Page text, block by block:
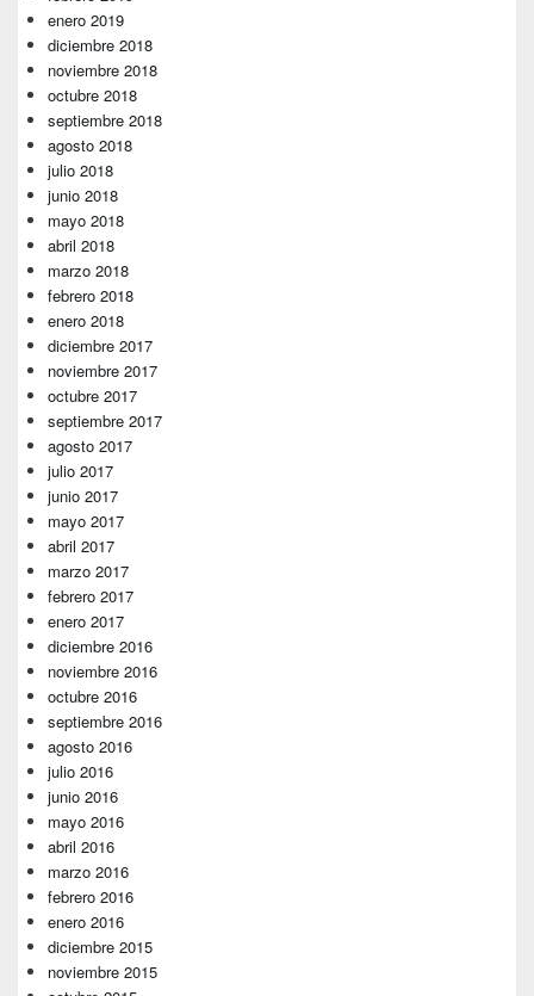
enero 2019
diciembre 2018
noviembre 2018
octubre 2018
septiembre 2018
agosto 2018
julio 2018
junio 2018
mayo 2018
abril 2018
marzo 2018
febrero 2018
enero 2018
diciembre 2017
noviembre 2017
octubre 2017
septiembre 2017
agosto 2017
julio 2017
junio 2017
mayo 2017
abril 2017
marzo 2017
febrero 2017
enero 2017
diciembre 2016
noviembre 2016
octubre 2016
septiembre 2016
agosto 2016
julio 2016
junio 2016
mayo 2016
abril 2016
marzo 2016
febrero 2016
enero 2016
diciembre 2015
noviembre 2015